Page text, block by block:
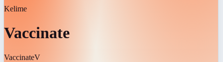
Kelime
Vaccinate
VaccinateV